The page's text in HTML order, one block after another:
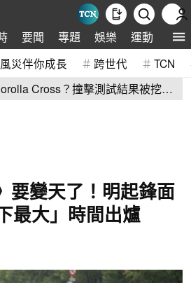
要聞 專題 娛樂 運動 全球
災伴你成長 跨世代 TCN
Cross？撞擊測試結果被挖
要變天了！明起鋒面
大」時間出爐